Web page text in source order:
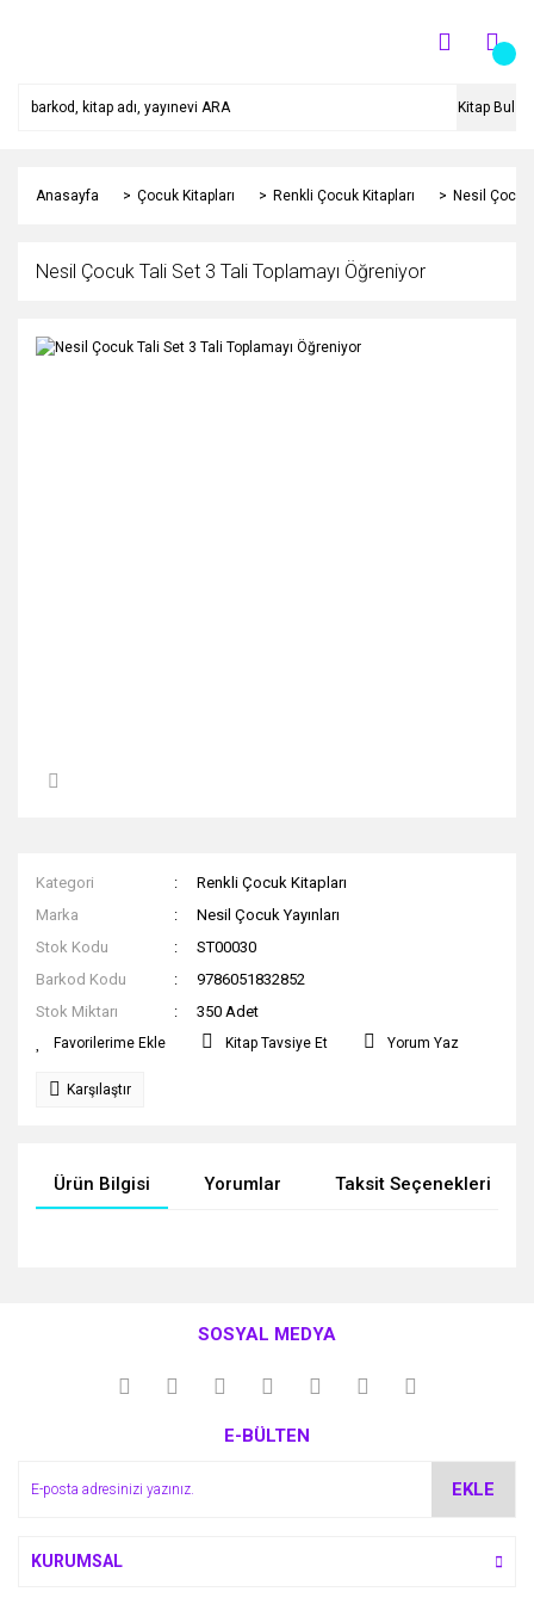
Kitap Bul
Anasayfa Çocuk Kitapları Renkli Çocuk Kitapları Nesil
Nesil Çocuk Tali Set 3 Tali Toplamayı Öğreniyor
Kategori
Renkli Çocuk Kitapları
Marka
Nesil Çocuk Yayınları
Stok Kodu
ST00030
Barkod Kodu
9786051832852
Stok Miktarı
350 Adet
Kitap Tavsiye Et Yorum Yaz
Karşılaştır
Ürün Bilgisi Yorumlar Taksit Seçenekleri
kullanarak tarafımıza iletebilirsiniz.
Görüş ve önerileriniz için teşekkür ederiz.
Ürün açıklamasında eksik bilgiler bulunuyor.
SOSYAL MEDYA
E-BÜLTEN
EKLE
KURUMSAL